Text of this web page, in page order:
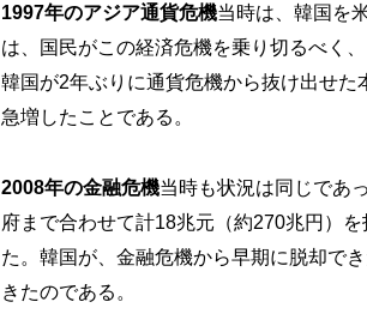
1997年のアジア通貨危機当時は、韓国を
は、国民がこの経済危機を乗り切るべく
韓国が2年ぶりに通貨危機から抜け出せ
急増したことである。
2008年の金融危機当時も状況は同じであ
府まで合わせて計18兆元（約270兆円）
た。韓国が、金融危機から早期に脱却で
きたのである。